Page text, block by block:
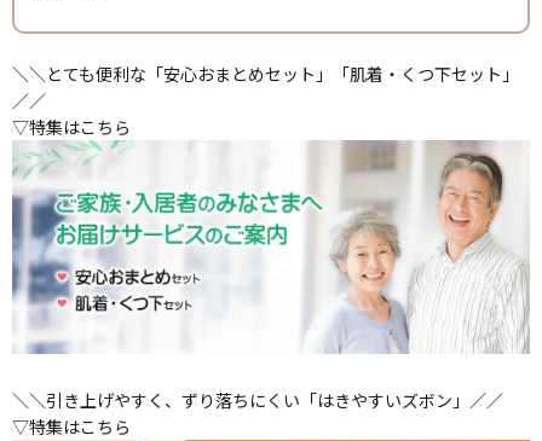
＼＼とても便利な「安心おまとめセット」「肌着・くつ下セット」
／／
▽特集はこちら
＼＼引き上げやすく、ずり落ちにくい「はきやすいズボン」／／
▽特集はこちら